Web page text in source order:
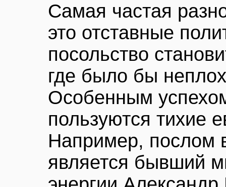
Самая частая
это отставные
посольство
где было бы
Особенным
пользуются тихие
Например, послом
является бывший